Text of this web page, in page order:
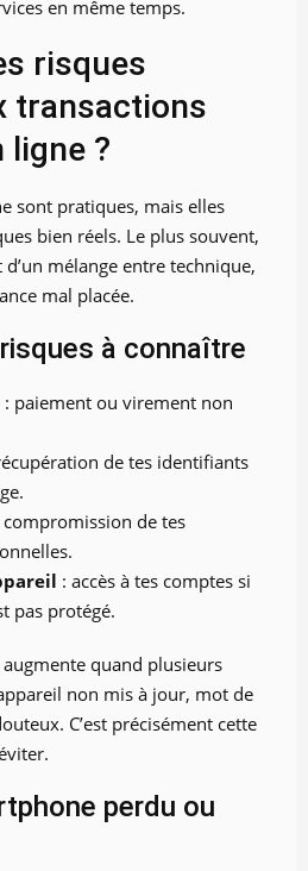
en même temps.
risques
transactions
ligne ?
sont pratiques, mais elles
bien réels. Le plus souvent,
mélange entre technique,
mal placée.
à connaître
: paiement ou virement non
de tes identifiants
compromission de tes
: accès à tes comptes si
pas protégé.
quand plusieurs
non mis à jour, mot de
C’est précisément cette
perdu ou